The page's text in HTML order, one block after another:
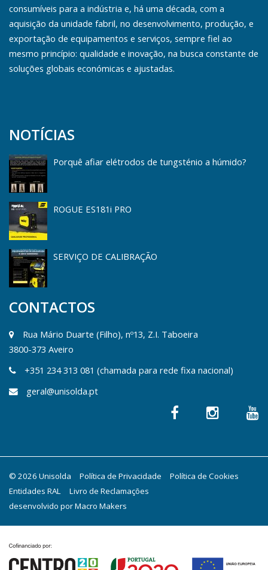
consumíveis para a indústria e, há uma década, com a
aquisição da unidade fabril, no desenvolvimento, produção, e
exportação de equipamentos e serviços, sempre fiel ao
mesmo princípio: qualidade e inovação, na busca constante de
soluções globais económicas e ajustadas.
NOTÍCIAS
Porquê afiar elétrodos de tungsténio a húmido?
ROGUE ES181i PRO
SERVIÇO DE CALIBRAÇÃO
CONTACTOS
Rua Mário Duarte (Filho), nº13, Z.I. Taboeira
3800-373 Aveiro
+351 234 313 081 (chamada para rede fixa nacional)
geral@unisolda.pt
© 2026 Unisolda Política de Privacidade
Política de Cookies
Entidades RAL
Livro de Reclamações
desenvolvido porMacro Makers